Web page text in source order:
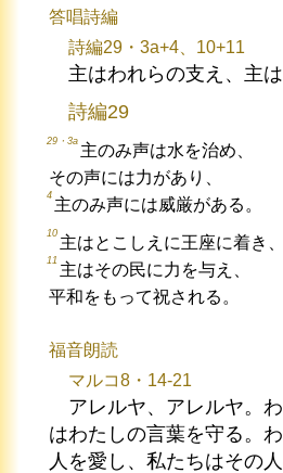
答唱詩編
詩編29・3a+4、10+11
主はわれらの支え、主は
詩編29
29・3a
主のみ声は水を治め、
その声には力があり、
4
主のみ声には威厳がある。
10
主はとこしえに王座に着き、
11
主はその民に力を与え、
平和をもって祝される。
福音朗読
マルコ8・14-21
アレルヤ、アレルヤ。
はわたしの言葉を守る。
人を愛し、私たちはその